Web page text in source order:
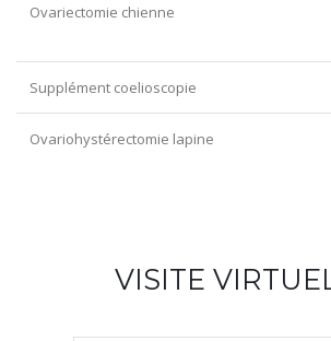
Ovariectomie chienne
Supplément coelioscopie
Ovariohystérectomie lapine
VISITE